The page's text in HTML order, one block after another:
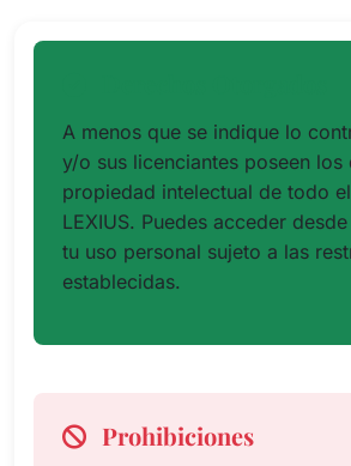
A menos que se indique lo
y/o sus licenciantes poseen los
propiedad intelectual de todo
LEXIUS. Puedes acceder
tu uso personal sujeto a las
establecidas.
Prohibiciones